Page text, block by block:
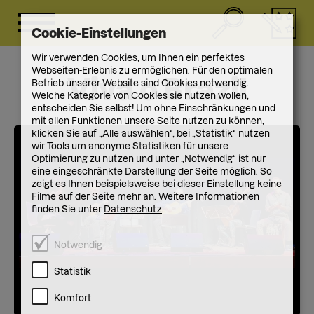
Viva o Brazil
Cookie-Einstellungen
Wir verwenden Cookies, um Ihnen ein perfektes
Webseiten-Erlebnis zu ermöglichen. Für den optimalen
Betrieb unserer Website sind Cookies notwendig.
Welche Kategorie von Cookies sie nutzen wollen,
entscheiden Sie selbst! Um ohne Einschränkungen und
mit allen Funktionen unsere Seite nutzen zu können,
klicken Sie auf „Alle auswählen“, bei „Statistik“ nutzen
wir Tools um anonyme Statistiken für unsere
Optimierung zu nutzen und unter „Notwendig“ ist nur
eine eingeschränkte Darstellung der Seite möglich. So
zeigt es Ihnen beispielsweise bei dieser Einstellung keine
Filme auf der Seite mehr an. Weitere Informationen
finden Sie unter Datenschutz.
Notwendig
Statistik
Komfort